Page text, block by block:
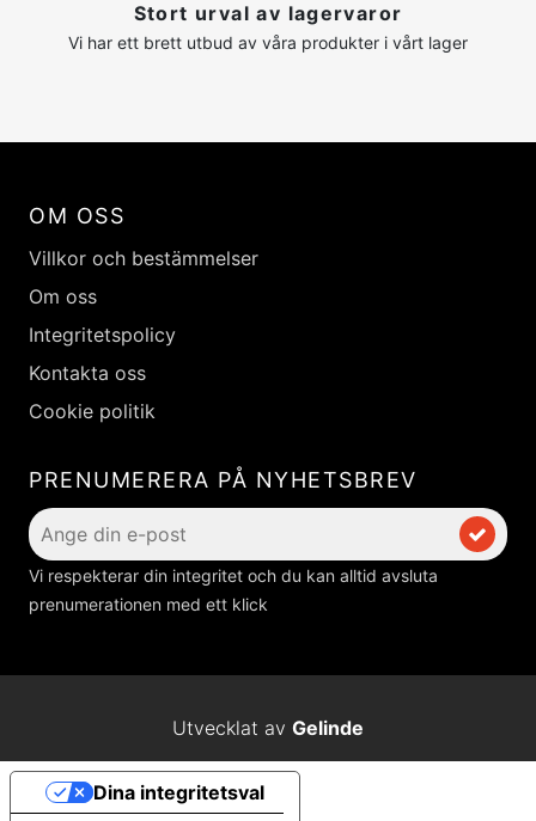
Stort urval av lagervaror
Vi har ett brett utbud av våra produkter i vårt lager
OM OSS
Villkor och bestämmelser
Om oss
Integritetspolicy
Kontakta oss
Cookie politik
PRENUMERERA PÅ NYHETSBREV
Vi respekterar din integritet och du kan alltid avsluta
prenumerationen med ett klick
Utvecklat av Gelinde
Dina integritetsval